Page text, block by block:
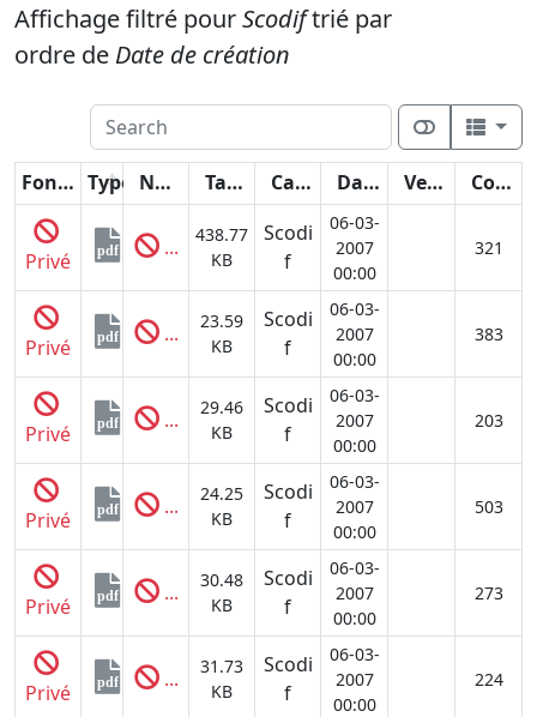
Affichage filtré pourScodiftrié par
ordre de Date de création
Fonctions Type Nom Taille Catégorie Date Version Compteur
Privé pdf ...
438.77
KB
Scodi
f
06-03-
2007
00:00
321
Privé pdf ...
23.59
KB
Scodi
f
06-03-
2007
00:00
383
Privé pdf ...
29.46
KB
Scodi
f
06-03-
2007
00:00
203
Privé pdf ...
24.25
KB
Scodi
f
06-03-
2007
00:00
503
Privé pdf ...
30.48
KB
Scodi
f
06-03-
2007
00:00
273
Privé pdf ...
31.73
KB
Scodi
f
06-03-
2007
00:00
224